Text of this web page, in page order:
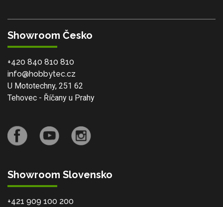
Showroom Česko
+420 840 810 810
info@hobbytec.cz
U Mototechny, 251 62
Tehovec - Říčany u Prahy
Showroom Slovensko
+421 909 100 200